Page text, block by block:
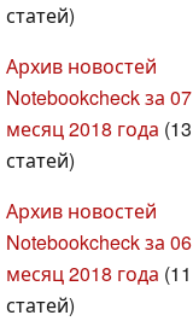
статей)
Архив новостей
Notebookcheck за 07
месяц 2018 года (13
статей)
Архив новостей
Notebookcheck за 06
месяц 2018 года (11
статей)